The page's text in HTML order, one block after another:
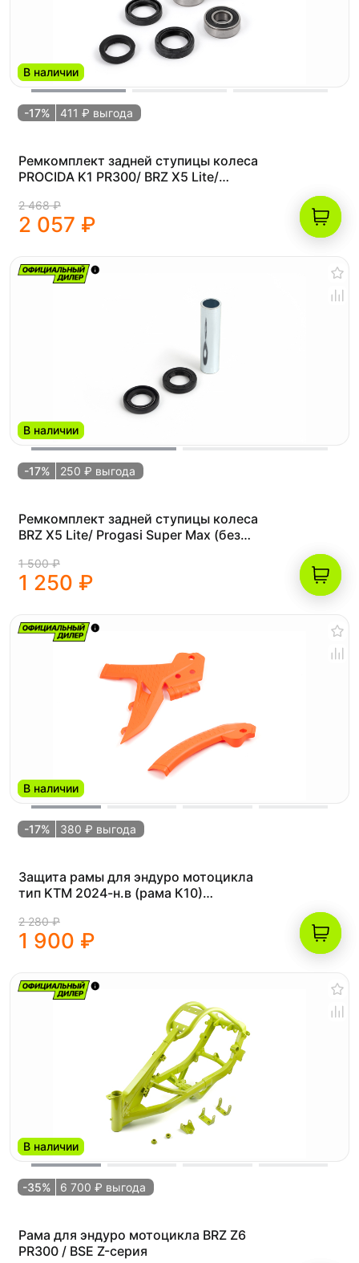
В наличии
-17% 411 ₽ выгода
Ремкомплект задней ступицы колеса
PROCIDA K1 PR300/ BRZ X5 Lite/
2 468 ₽
2 057 ₽
В наличии
-17% 250 ₽ выгода
Ремкомплект задней ступицы колеса
BRZ X5 Lite/ Progasi Super Max (без
1 500 ₽
1 250 ₽
В наличии
-17% 380 ₽ выгода
Защита рамы для эндуро мотоцикла
тип KTM 2024-н.в (рама К10)
2 280 ₽
1 900 ₽
В наличии
-35% 6 700 ₽ выгода
Рама для эндуро мотоцикла BRZ Z6
PR300 / BSE Z-серия